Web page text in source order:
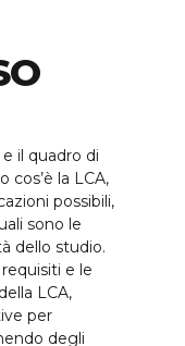
il quadro di
cos’è la LCA,
possibili,
sono le
dello studio.
e le
LCA,
per
degli